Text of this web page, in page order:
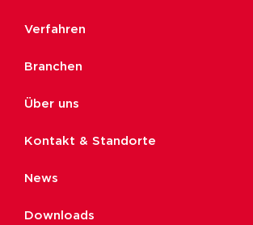
Verfahren
Branchen
Über uns
Kontakt & Standorte
News
Downloads